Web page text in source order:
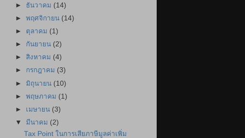
► ธันวาคม (14)
►พฤศจิกายน (14)
► ตุลาคม (1)
► กันยายน (2)
► สิงหาคม (4)
► กรกฎาคม (3)
► มิถุนายน (10)
►พฤษภาคม (1)
► เมษายน (3)
▼ มีนาคม (2)
Tax Point ในการเสียภาษีมูลค่าเพิ่ม